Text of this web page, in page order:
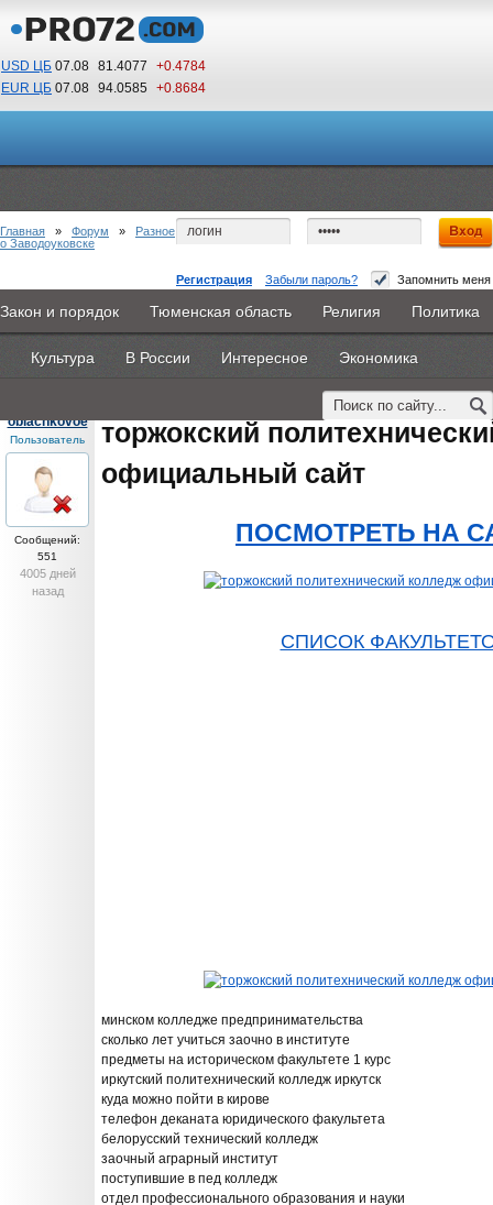
USD ЦБ 07.08 81.4077
+0.4784
EUR ЦБ 07.08 94.0585 +0.8684
11 05
По Гринвичу (GMT +5)
Регистрация Забыли пароль? Запомнить меня
Главная Новости Объявления КНИГИ ВестиNet
Каталоги 9PS Прочее
Закон и порядок Тюменская область Религия Политика
Культура В России Интересное Экономика
Главная » Форум » Разное
о Заводоуковске
торжокский политехнический колледж
официальный сайт
oblachkovoe
Пользователь
Сообщений:
551
4005 дней
назад
торжокский
официальный сайт
ПОСМОТРЕТЬ НА
СПИСОК
минском колледже предпринимательства
сколько лет учиться заочно в институте
предметы на историческом факультете 1 курс
иркутский политехнический колледж иркутск
куда можно пойти в кирове
телефон деканата юридического факультета
белорусский технический колледж
заочный аграрный институт
поступившие в пед колледж
отдел профессионального образования и науки